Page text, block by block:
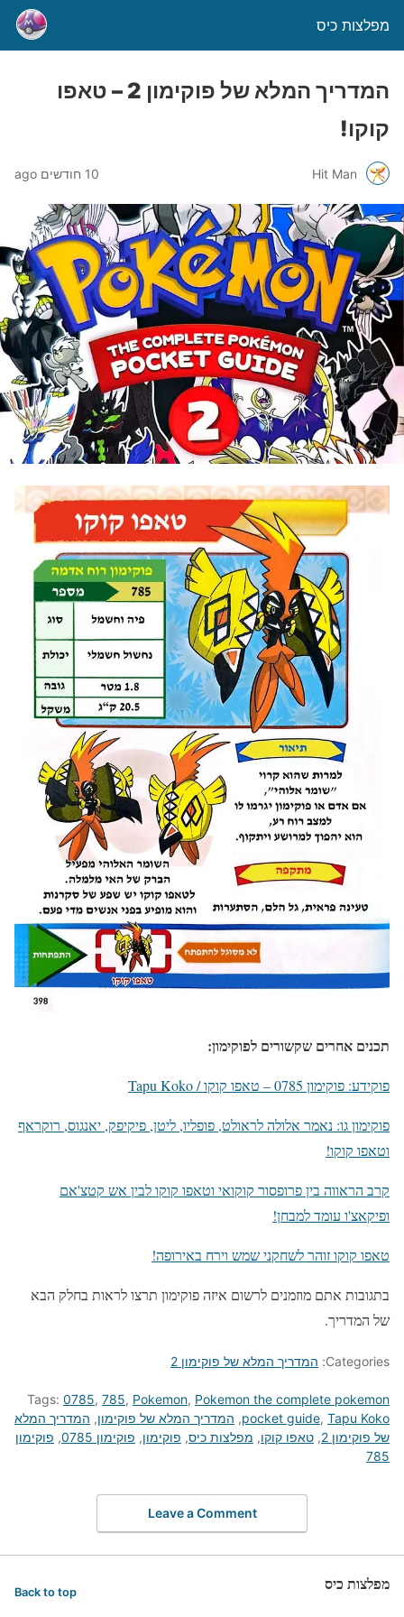
מפלצות כיס
המדריך המלא של פוקימון 2 – טאפו
קוקו!
Hit Man 10 חודשים ago
תכנים אחרים שקשורים לפוקימון:
פוקידע: פוקימון 0785 – טאפו קוקו / Tapu Koko
פוקימון גו: נאמר אלולה לראולט, פופליו, ליטן, פיקיפק, יאנגוס, רוקראף
וטאפו קוקו!
קרב הראווה בין פרופסור קוקואי וטאפו קוקו לבין אש קטצ'אם
ופיקאצ'ו עומד למבחן!
טאפו קוקו זוהר לשחקני שמש וירח באירופה!
בתגובות אתם מוזמנים לרשום איזה פוקימון תרצו לראות בחלק הבא
של המדריך.
Categories: המדריך המלא של פוקימון 2
Tags: 0785, 785, Pokemon, Pokemon the complete pokemon
pocket guide, Tapu Koko
, המדריך המלא של פוקימון, המדריך המלא
של פוקימון 2
, טאפו קוקו, מפלצות כיס, פוקימון, פוקימון 0785 , פוקימון
785
Leave a Comment
מפלצות כיס Back to top